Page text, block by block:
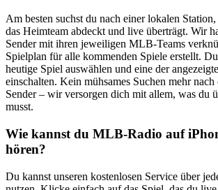
Am besten suchst du nach einer lokalen
das Heimteam abdeckt und live überträgt. Wir
Sender mit ihren jeweiligen MLB-Teams
Spielplan für alle kommenden Spiele erstellt.
heutige Spiel auswählen und eine der
einschalten. Kein mühsames Suchen mehr
Sender – wir versorgen dich mit allem, was du
musst.
Wie kannst du MLB-Radio auf
hören?
Du kannst unseren kostenlosen Service über